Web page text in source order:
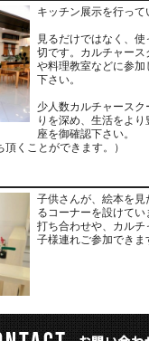
キッチン展示を行って
見るだけではなく、
切です。カルチャー
や料理教室などに参
下さい。
少人数カルチャース
りを深め、生活をよ
座を御確認下さい。
くことができます。）
子供さんが、絵本を
るコーナーを設けてい
打ち合わせや、カル
子様連れご参加できま